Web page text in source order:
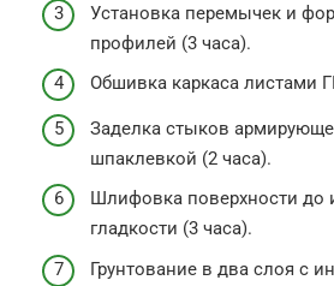
Установка перемычек и
профилей (3 часа).
Обшивка каркаса листами
Заделка стыков
шпаклевкой (2 часа).
Шлифовка поверхности до
гладкости (3 часа).
Грунтование в два слоя с